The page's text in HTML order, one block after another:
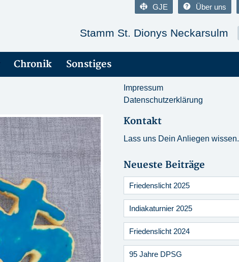
GJE Über uns
Stamm St. Dionys Neckarsulm
Chronik Sonstiges
Impressum
Datenschutzerklärung
Kontakt
Lass uns Dein Anliegen wissen.
Neueste Beiträge
Friedenslicht 2025
Indiakaturnier 2025
Friedenslicht 2024
95 Jahre DPSG